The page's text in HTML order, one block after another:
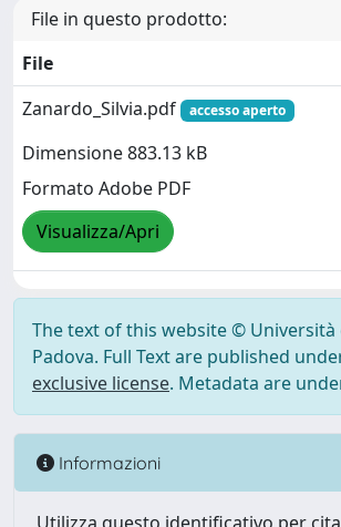
File in questo prodotto:
File
Zanardo_Silvia.pdf
accesso aperto
Dimensione 883.13 kB
Formato Adobe PDF
Visualizza/Apri
The text of this website © Università
Padova. Full Text are published
exclusive license. Metadata are
Informazioni